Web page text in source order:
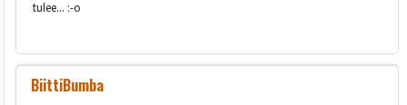
tulee... :-o
BiittiBumba